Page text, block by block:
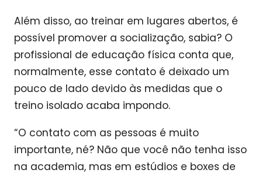
Além disso, ao treinar em lugares abertos, é
possível promover a socialização, sabia? O
profissional de educação física conta que,
normalmente, esse contato é deixado um
pouco de lado devido às medidas que o
treino isolado acaba impondo.
“O contato com as pessoas é muito
importante, né? Não que você não tenha isso
na academia, mas em estúdios e boxes de